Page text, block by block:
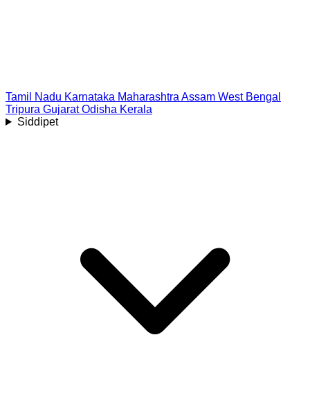
Tamil Nadu Karnataka Maharashtra Assam West Bengal
Tripura Gujarat Odisha Kerala
Siddipet